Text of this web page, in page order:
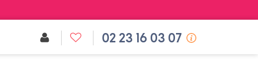
02 23 16 03 07